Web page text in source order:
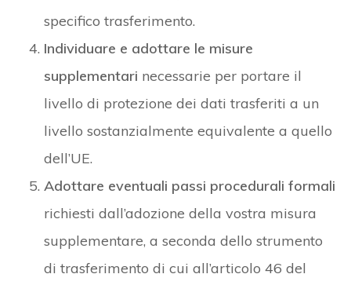
specifico trasferimento.
Individuare e adottare le misure
supplementari necessarie per portare il
livello di protezione dei dati trasferiti a un
livello sostanzialmente equivalente a quello
dell’UE.
Adottare eventuali passi procedurali formali
richiesti dall’adozione della vostra misura
supplementare, a seconda dello strumento
di trasferimento di cui all’articolo 46 del